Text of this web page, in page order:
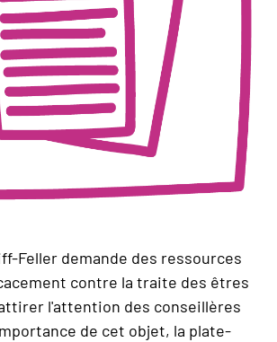
Feller demande des ressources
contre la traite des êtres
l'attention des conseillères
de cet objet, la plate-